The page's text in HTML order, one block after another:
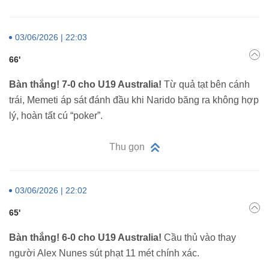
03/06/2026 | 22:03
66'
Bàn thắng! 7-0 cho U19 Australia! Từ quả tạt bên cánh
trái, Memeti áp sát đánh đầu khi Narido băng ra không hợp
lý, hoàn tất cú “poker”.
Thu gọn
03/06/2026 | 22:02
65'
Bàn thắng! 6-0 cho U19 Australia! Cầu thủ vào thay
người Alex Nunes sút phạt 11 mét chính xác.